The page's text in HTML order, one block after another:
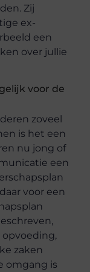
Zij
ex-
een
over jullie
voor de
zoveel
is het een
nu jong of
een
voor een
opvoeding,
zaken
omgang is